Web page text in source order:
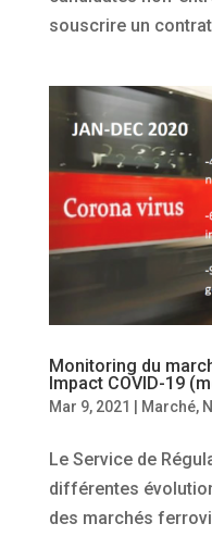
souscrire un
Monitoring du
Impact COVID-19
Mar 9, 2021 Marché,
Le Service de
différentes
des marchés